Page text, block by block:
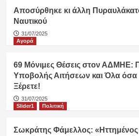
Αποσύρθηκε κι άλλη
Ναυτικού
31/07/2025
Αγορά
69 Μόνιμες Θέσεις στον ΑΔΜΗΕ:
Υποβολής Αιτήσεων και Όλα όσα
Ξέρετε!
31/07/2025
Slider1
Πολιτική
Σωκράτης Φάμελλος: